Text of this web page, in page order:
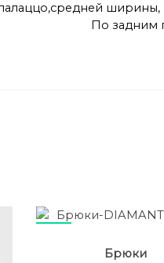
ширины,
По задним
Брюки